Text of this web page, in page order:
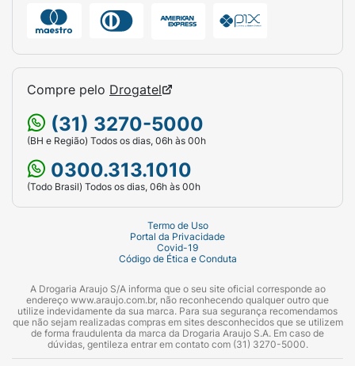
Compre pelo Drogatel
(31) 3270-5000
(BH e Região) Todos os dias, 06h às 00h
0300.313.1010
(Todo Brasil) Todos os dias, 06h às 00h
Termo de Uso
Portal da Privacidade
Covid-19
Código de Ética e Conduta
A Drogaria Araujo S/A informa que o seu site oficial corresponde ao
endereço www.araujo.com.br, não reconhecendo qualquer outro que
utilize indevidamente da sua marca. Para sua segurança recomendamos
que não sejam realizadas compras em sites desconhecidos que se utilizem
de forma fraudulenta da marca da Drogaria Araujo S.A. Em caso de
dúvidas, gentileza entrar em contato com (31) 3270-5000.